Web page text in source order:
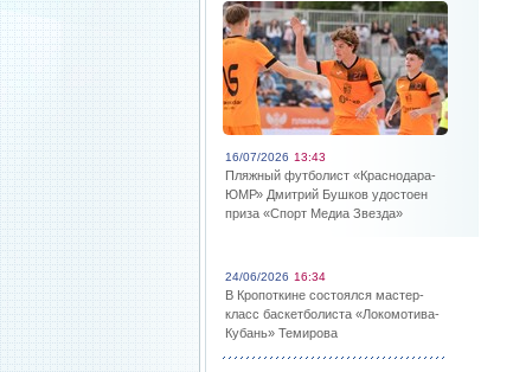
16/07/2026 13:43
Пляжный футболист «Краснодара-
ЮМР» Дмитрий Бушков удостоен
приза «Спорт Медиа Звезда»
24/06/2026 16:34
В Кропоткине состоялся мастер-
класс баскетболиста «Локомотива-
Кубань» Темирова